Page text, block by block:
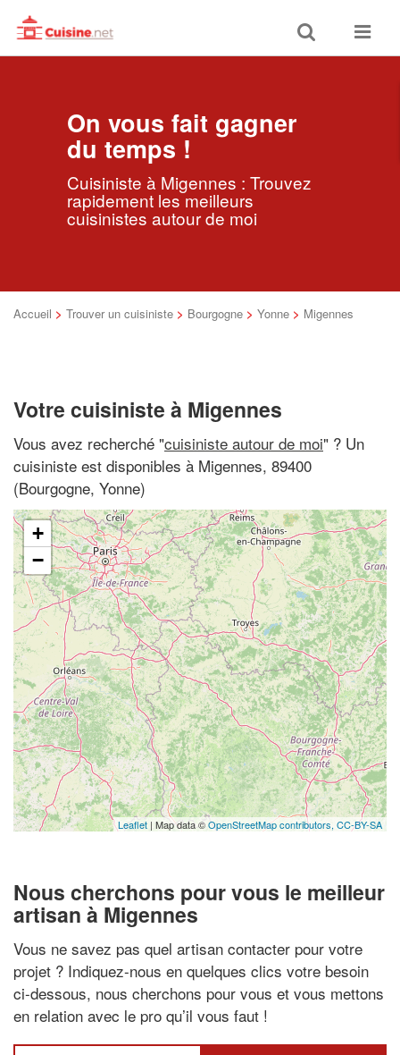
Toggle
search
Toggle
On vous fait gagner
du temps !
Cuisiniste à Migennes : Trouvez
rapidement les meilleurs
cuisinistes autour de moi
Accueil > Trouver un cuisiniste > Bourgogne > Yonne > Migennes
Votre cuisiniste à Migennes
Vous avez recherché "cuisiniste autour de moi" ? Un
cuisiniste est disponibles à Migennes, 89400
(Bourgogne, Yonne)
+
−
Leaflet | Map data ©OpenStreetMap contributors, CC-BY-SA
Nous cherchons pour vous le meilleur
artisan à Migennes
Vous ne savez pas quel artisan contacter pour votre
projet ? Indiquez-nous en quelques clics votre besoin
ci-dessous, nous cherchons pour vous et vous mettons
en relation avec le pro qu’il vous faut !